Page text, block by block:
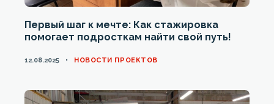
Первый шаг к мечте: Как стажировка
помогает подросткам найти свой путь!
12.08.2025 CATEGORIES
НОВОСТИ ПРОЕКТОВ